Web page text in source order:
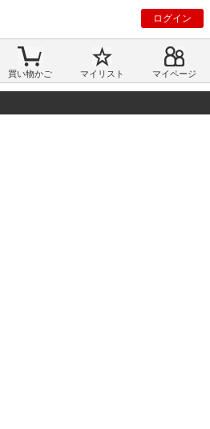
ログイン
買い物かご マイリスト マイページ